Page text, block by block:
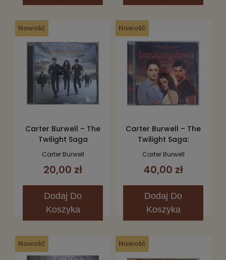
Nowość
Carter Burwell – The
Twilight Saga
Breaking Dawn, Part 2
Picture Score) CD
Carter Burwell
20,00 zł
Dodaj Do
Koszyka
Nowość
Carter Burwell – The
Twilight Saga:
Breaking Dawn - Part
Carter Burwell
40,00 zł
Dodaj Do
Koszyka
Nowość Nowość